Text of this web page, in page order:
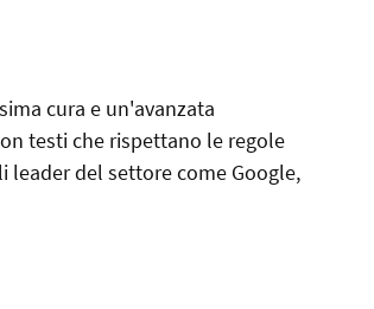
cura e un'avanzata
testi che rispettano le regole
leader del settore come Google,